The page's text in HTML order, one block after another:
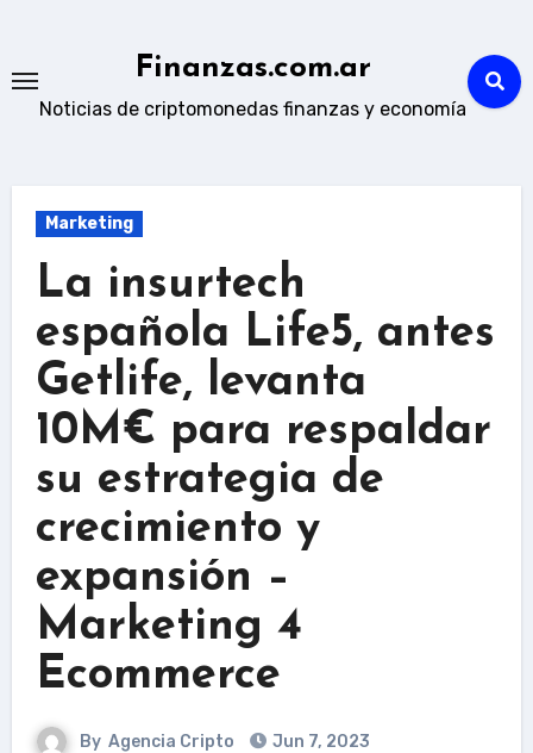
content
Finanzas.com.ar
Noticias de criptomonedas finanzas y economía
Marketing
La insurtech
española Life5, antes
Getlife, levanta
10M€ para respaldar
su estrategia de
crecimiento y
expansión –
Marketing 4
Ecommerce
By Agencia Cripto Jun 7, 2023